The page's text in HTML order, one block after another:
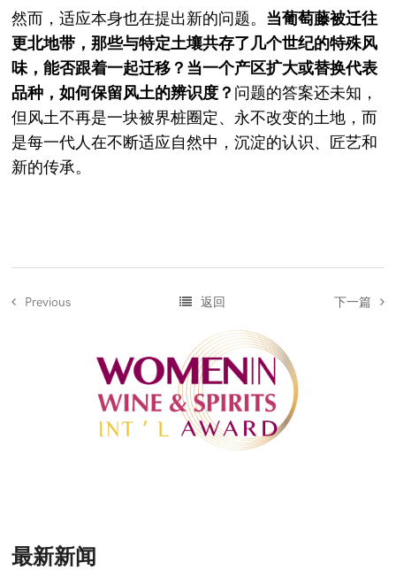
然而，适应本身也在提出新的问题。 当葡萄藤被迁往
更北地带，那些与特定土壤共存了几个世纪的特殊风
味，能否跟着一起迁移？当一个产区扩大或替换代表
品种，如何保留风土的辨识度？ 问题的答案还未知，
但风土不再是一块被界桩圈定、永不改变的土地，而
是每一代人在不断适应自然中，沉淀的认识、匠艺和
新的传承。
Previous 返回 下一篇
最新新闻